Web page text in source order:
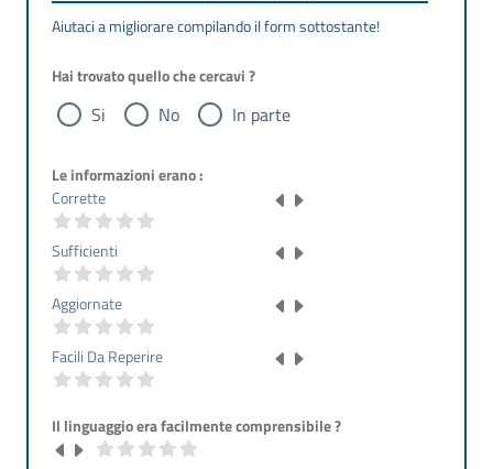
Aiutaci a migliorare compilando il form sottostante!
Hai trovato quello che cercavi ?
Si No In parte
Le informazioni erano :
Corrette
Sufficienti
Aggiornate
Facili Da Reperire
Il linguaggio era facilmente comprensibile ?